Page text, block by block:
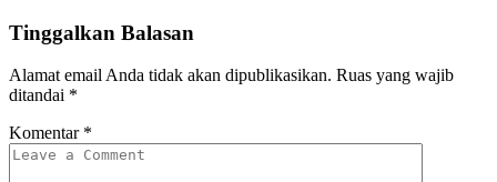
Tinggalkan Balasan
Alamat email Anda tidak akan dipublikasikan. Ruas yang wajib
ditandai *
Komentar *